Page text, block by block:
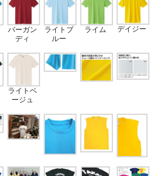
バーガン
ディ
ライトブ
ルー
ライム デイジー
ライトベ
ージュ